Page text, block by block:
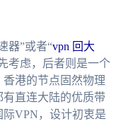
器”或者“vpn 回大
考虑，后者则是一个
港的节点固然物理
直连大陆的优质带
VPN，设计初衷是